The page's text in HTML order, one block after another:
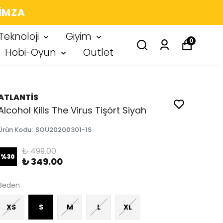
Giyim
Hobi-Oyun Outlet
0
Kills The Virus Tişört Siyah
Kodu: SOU20200301-1S
%30 ₺ 499.00
₺ 349.00
XS S M L XL